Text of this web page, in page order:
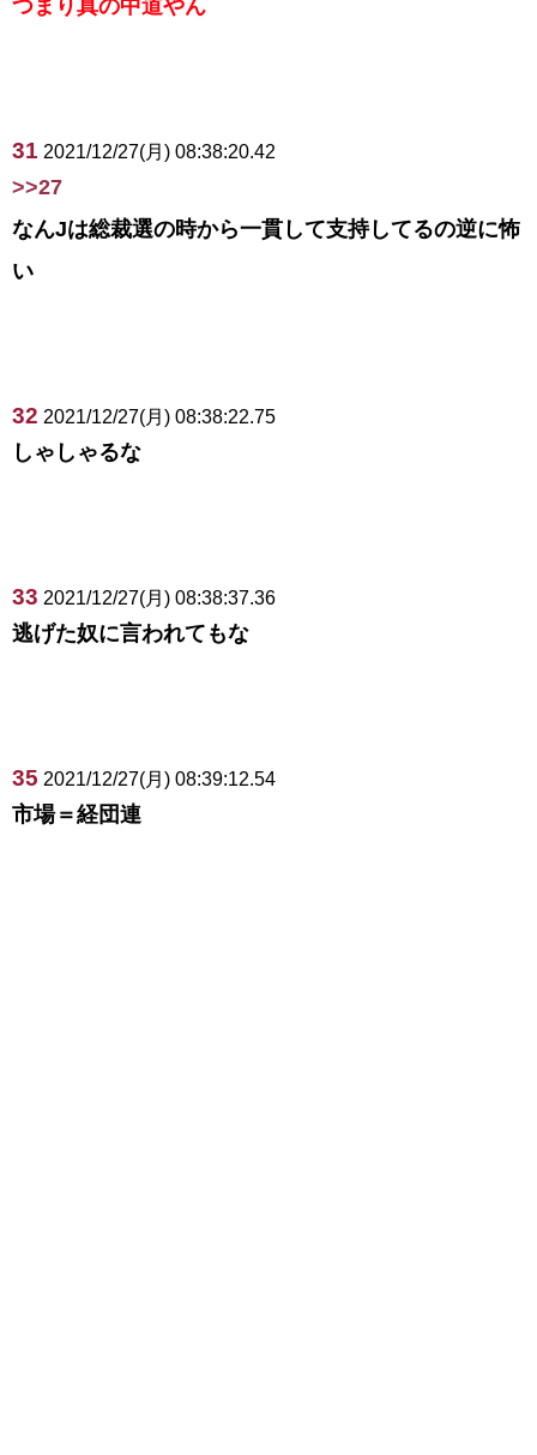
つまり真の中道やん
31 2021/12/27(月) 08:38:20.42
>>27
なんJは総裁選の時から一貫して支持してるの逆に怖
い
32 2021/12/27(月) 08:38:22.75
しゃしゃるな
33 2021/12/27(月) 08:38:37.36
逃げた奴に言われてもな
35 2021/12/27(月) 08:39:12.54
市場＝経団連